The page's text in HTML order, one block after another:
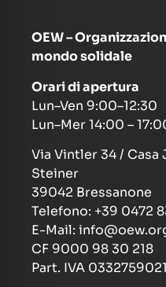
OEW –
mondo solidale
Orari di apertura
Lun–Ven 9:00–12:30
Lun–Mer 14:00 –
Via Vintler 34 / Casa
Steiner
39042 Bressanone
Telefono: +39 0472
E-Mail:
CF 9000 98 30 218
Part. IVA